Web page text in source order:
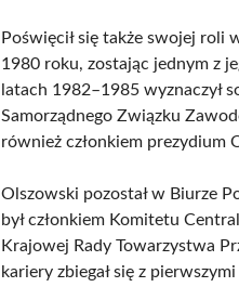
Poświęcił się także swojej roli
1980 roku, zostając jednym z
latach 1982–1985 wyznaczył
Samorządnego Związku
również członkiem prezydium
Olszowski pozostał w Biurze
był członkiem Komitetu
Krajowej Rady Towarzystwa
kariery zbiegał się z